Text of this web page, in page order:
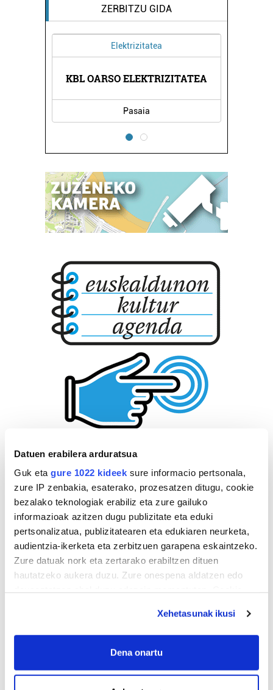
Datuen erabilera arduratsua
Guk eta gure 1022 kideek sure informacio pertsonala,
zure IP zenbakia, esaterako, prozesatzen ditugu, cookie
bezalako teknologiak erabiliz eta zure gailuko
informazioak azitzen dugu publizitate eta eduki
pertsonalizatua, publizitatearen eta edukiaren neurketa,
audientzia-ikerketa eta zerbitzuen garapena eskaintzeko.
Zure datuak nork eta zertarako erabiltzen dituen
hautatzeko aukera duzu. Zure onespena aldatzen edo
If you allow, we would also like to:
Collect information about your geographical
Xehetasunak ikusi
Dena onartu
ZERBITZU GIDA
Elektrizitatea
KBL OARSO ELEKTRIZITATEA
Pasaia